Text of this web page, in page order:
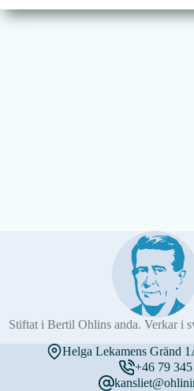
Stiftat i Bertil Ohlins anda. Verkar i
Helga Lekamens Gränd
+46 79